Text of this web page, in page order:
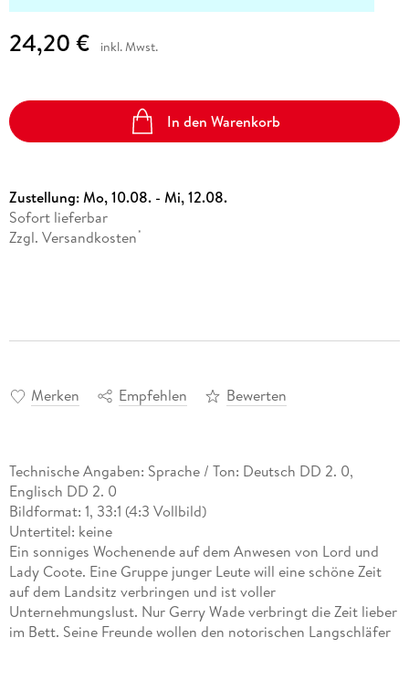
24,20 € inkl. Mwst.
In den Warenkorb
Zustellung:Mo, 10.08. - Mi, 12.08.
Sofort lieferbar
Zzgl. Versandkosten *
Merken Empfehlen Bewerten
Technische Angaben: Sprache / Ton: Deutsch DD 2. 0,
Englisch DD 2. 0
Bildformat: 1, 33:1 (4:3 Vollbild)
Untertitel: keine
Ein sonniges Wochenende auf dem Anwesen von Lord und
Lady Coote. Eine Gruppe junger Leute will eine schöne Zeit
auf dem Landsitz verbringen und ist voller
Unternehmungslust. Nur Gerry Wade verbringt die Zeit lieber
im Bett. Seine Freunde wollen den notorischen Langschläfer